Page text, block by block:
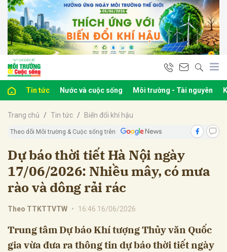
Tin tức Nước và cuộc sống Môi trường - Tài nguyên
Trang chủ Tin tức Biến đổi khí hậu
Theo dõi Môi trường & Cuộc sống trên
Dự báo thời tiết Hà Nội ngày
17/06/2026: Nhiều mây, có mưa
rào và dông rải rác
Theo TTKTTVTW • 16:46 16/06/2026
Trung tâm Dự báo Khí tượng Thủy văn Quốc
gia vừa đưa ra thông tin dự báo thời tiết ngày
luận
Hủy